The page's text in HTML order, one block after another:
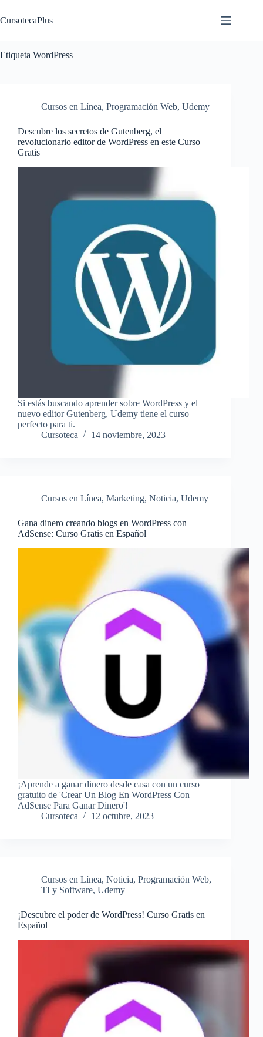
al
contenido
CursotecaPlus
Etiqueta WordPress
Cursos en Línea, Programación Web, Udemy
Descubre los secretos de Gutenberg, el
revolucionario editor de WordPress en este Curso
Gratis
Si estás buscando aprender sobre WordPress y el
nuevo editor Gutenberg, Udemy tiene el curso
perfecto para ti.
Cursoteca
14 noviembre, 2023
Cursos en Línea, Marketing, Noticia, Udemy
Gana dinero creando blogs en WordPress con
AdSense: Curso Gratis en Español
¡Aprende a ganar dinero desde casa con un curso
gratuito de 'Crear Un Blog En WordPress Con
AdSense Para Ganar Dinero'!
Cursoteca
12 octubre, 2023
Cursos en Línea, Noticia, Programación Web,
TI y Software, Udemy
¡Descubre el poder de WordPress! Curso Gratis en
Español